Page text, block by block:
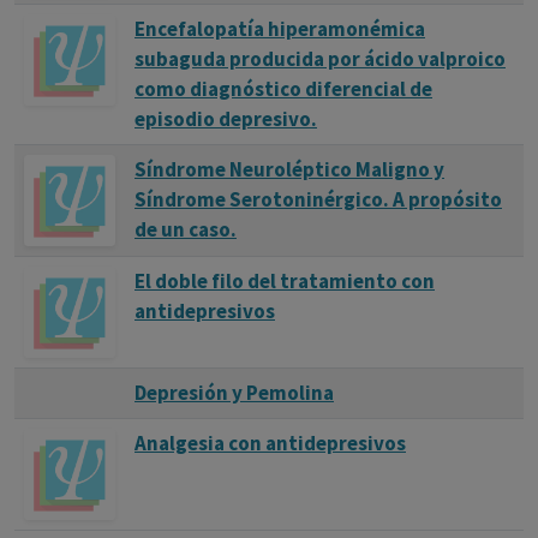
La desvenlafaxina controla la depresión, pero no la cura. en
el beneficio completo de la desvenlafaxina. Se ha de
continuar tomando la desvenlafaxina incluso si el paciente
Algunos consejos para el paciente:
- No deje de tomar desvenlafaxina sin hablar con su
médico. Es probable que su médico disminuya su dosis
- Si deja de tomar desvenlafaxina de forma repentina,
puede experimentar síntomas de abstinencia como
Encefalopatía hiperamonémica
subaguda producida por ácido valproico
como diagnóstico diferencial de
episodio depresivo.
Síndrome Neuroléptico Maligno y
Síndrome Serotoninérgico. A propósito
de un caso.
El doble filo del tratamiento con
antidepresivos
Depresión y Pemolina
Analgesia con antidepresivos